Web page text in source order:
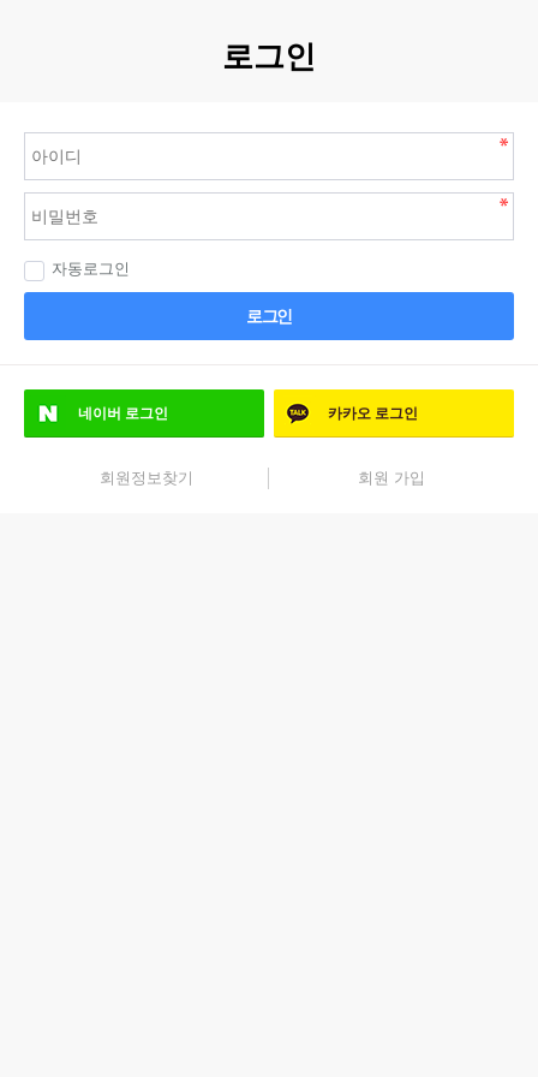
로그인
자동로그인
로그인
네이버 로그인 카카오 로그인
회원정보찾기 회원 가입